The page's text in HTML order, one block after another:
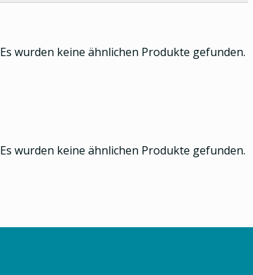
Es wurden keine ähnlichen Produkte gefunden.
Es wurden keine ähnlichen Produkte gefunden.